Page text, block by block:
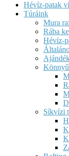
Hévíz-patak
Túráink
Mura
Rába
Hévíz-
Síkvízi